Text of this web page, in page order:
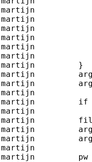
martijn
martijn
martijn
martijn
martijn
martijn
martijn
martijn
martijn
martijn
martijn
martijn
martijn
martijn
martijn
martijn
martijn